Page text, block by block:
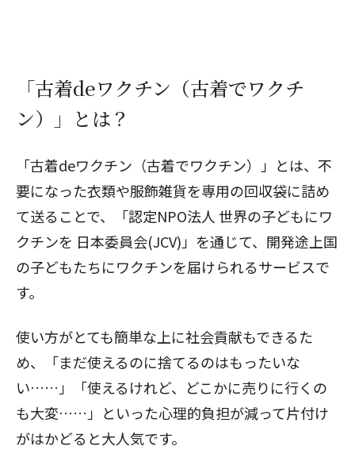
「古着deワクチン（古着でワクチ
ン）」とは？
「古着deワクチン（古着でワクチン）」とは、不
要になった衣類や服飾雑貨を専用の回収袋に詰め
て送ることで、「認定NPO法人 世界の子どもにワ
クチンを 日本委員会(JCV)」を通じて、開発途上国
の子どもたちにワクチンを届けられるサービスで
す。
使い方がとても簡単な上に社会貢献もできるた
め、「まだ使えるのに捨てるのはもったいな
い……」「使えるけれど、どこかに売りに行くの
も大変……」といった心理的負担が減って片付け
がはかどると大人気です。